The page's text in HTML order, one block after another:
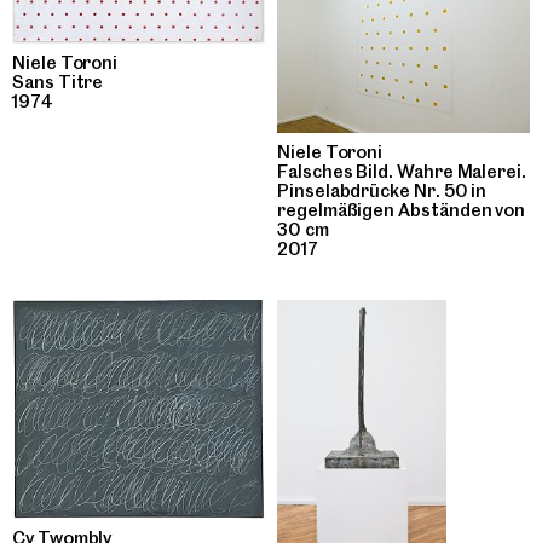
Niele Toroni
Sans Titre
1974
Niele Toroni
Falsches Bild. Wahre Malerei.
Pinselabdrücke Nr. 50 in
regelmäßigen Abständen von
30 cm
2017
Cy Twombly